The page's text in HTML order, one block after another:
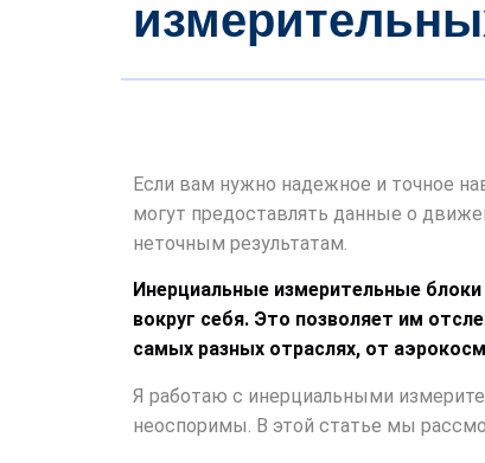
Если вам нужно надежное и точное
могут предоставлять данные о
неточным результатам.
Инерциальные измерительные
вокруг себя. Это позволяет им
самых разных отраслях, от
Я работаю с инерциальными
неоспоримы. В этой статье мы